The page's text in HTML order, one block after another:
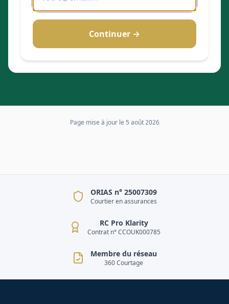
Continuer →
Page mise à jour le 5 août 2026
ORIAS n° 25007309
Courtier en assurances
RC Pro Klarity
Contrat n° CCOUK000785
Membre du réseau
360 Courtage